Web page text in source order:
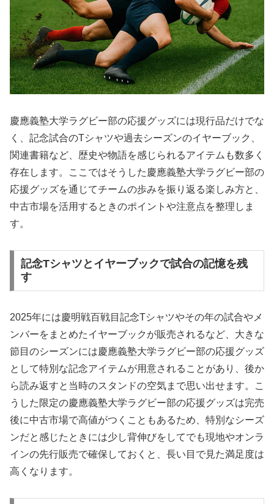
慶應義塾大学ラグビー部の応援グッズには現行品だけでな
く、記念試合のTシャツや過去シーズンのイヤーブック、
関連書籍など、歴史や物語を感じられるアイテムも数多く
存在します。ここではそうした慶應義塾大学ラグビー部の
応援グッズを通じてチームの歩みを振り返る楽しみ方と、
中古市場を活用するときのポイントや注意点を整理しま
す。
記念Tシャツとイヤーブックで試合の記憶を残
す
2025年には慶明戦百戦目記念Tシャツやその年の試合やメ
ンバーをまとめたイヤーブックが販売されるなど、大きな
節目のシーズンには慶應義塾大学ラグビー部の応援グッズ
として特別な記念アイテムが用意されることがあり、後か
ら読み返すと当時のスタンドの空気まで思い出せます。こ
うした限定の慶應義塾大学ラグビー部の応援グッズは完売
後に中古市場で高値がつくこともあるため、特別なシーズ
ンだと感じたときには少し背伸びをしてでも現地やオンラ
インの先行販売で確保しておくと、長い目で見た満足度は
高くなります。